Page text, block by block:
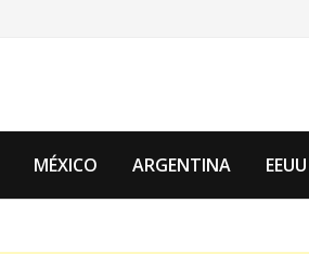
MÉXICO ARGENTINA EEUU